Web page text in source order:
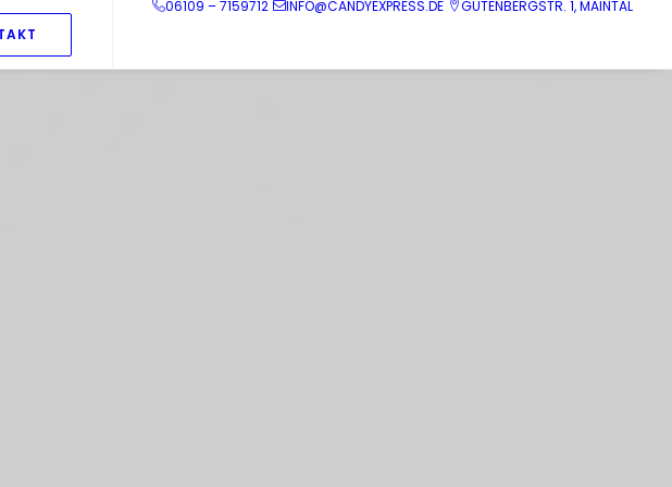
06109 – 7159712 INFO@CANDYEXPRESS.DE GUTENBERGSTR. 1, MAINTAL